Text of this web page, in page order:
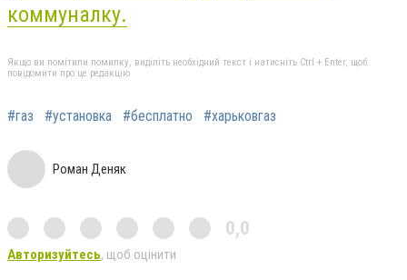
коммуналку.
Якщо ви помітили помилку, виділіть необхідний текст і натисніть Ctrl + Enter, щоб
повідомити про це редакцію
#газ #установка #бесплатно #харьковгаз
Роман Деняк
0,0
Авторизуйтесь, щоб оцінити